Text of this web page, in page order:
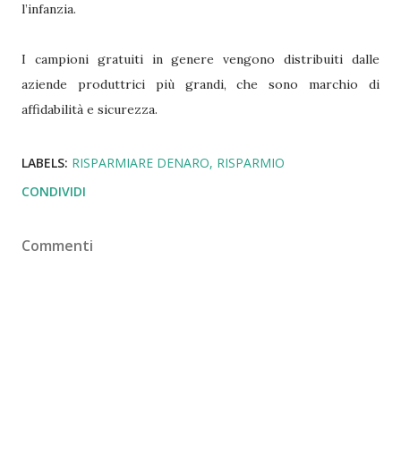
l’infanzia.
I campioni gratuiti in genere vengono distribuiti dalle
aziende produttrici più grandi, che sono marchio di
affidabilità e sicurezza.
LABELS: RISPARMIARE DENARO RISPARMIO
CONDIVIDI
Commenti